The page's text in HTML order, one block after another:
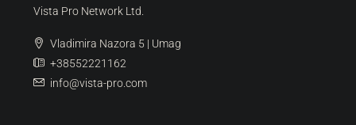
Vista Pro Network Ltd.
Vladimira Nazora 5 | Umag
+38552221162
info@vista-pro.com